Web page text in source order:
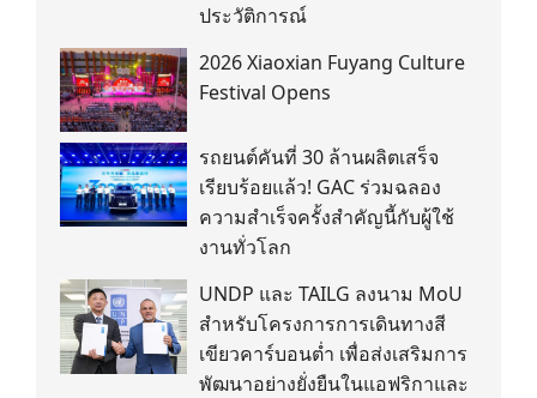
ประวัติการณ์
2026 Xiaoxian Fuyang Culture
Festival Opens
รถยนต์คันที่ 30 ล้านผลิตเสร็จ
เรียบร้อยแล้ว! GAC ร่วมฉลอง
ความสำเร็จครั้งสำคัญนี้กับผู้ใช้
งานทั่วโลก
UNDP และ TAILG ลงนาม MoU
สำหรับโครงการการเดินทางสี
เขียวคาร์บอนต่ำ เพื่อส่งเสริมการ
พัฒนาอย่างยั่งยืนในแอฟริกาและ